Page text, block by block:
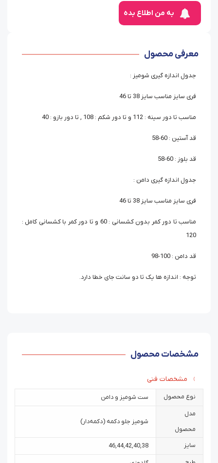
به من اطلاع بده
معرفی محصول
جدول اندازه گیری شومیز :
فری سایز مناسب سایز 38 تا 46
مناسب تا دور سینه : 112 و تا دور شکم : 108 , تا دور بازو : 40
قد آستین : 60-58
قد بلوز : 60-58
جدول اندازه گیری دامن :
فری سایز مناسب سایز 38 تا 46
مناسب تا دور کمر بدون کشسانی : 60 و تا دور کمر با کشسانی کامل :
120
قد دامن : 100-98
توجه : اندازه ها یک تا دو سانت جای خطا دارد.
مشخصات محصول
مشخصات فنی
نوع محصول ست شومیز و دامن
مدل
محصول
شومیز جلو دکمه (دکمه‌دار)
سایز 38
,
40
,
42
,
44
,
46